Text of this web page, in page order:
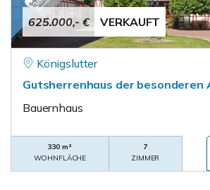
625.000,- € VERKAUFT
Königslutter
Gutsherrenhaus der besonderen
Bauernhaus
330 m²
WOHNFLÄCHE
7
ZIMMER